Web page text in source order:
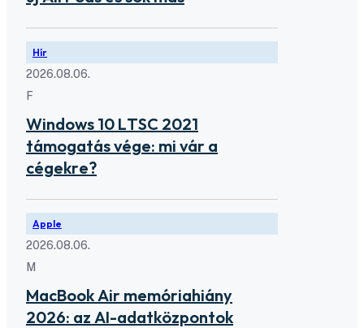
Hír
2026.08.06.
F
Windows 10 LTSC 2021
támogatás vége: mi vár a
cégekre?
Apple
2026.08.06.
M
MacBook Air memóriahiány
2026: az AI-adatközpontok